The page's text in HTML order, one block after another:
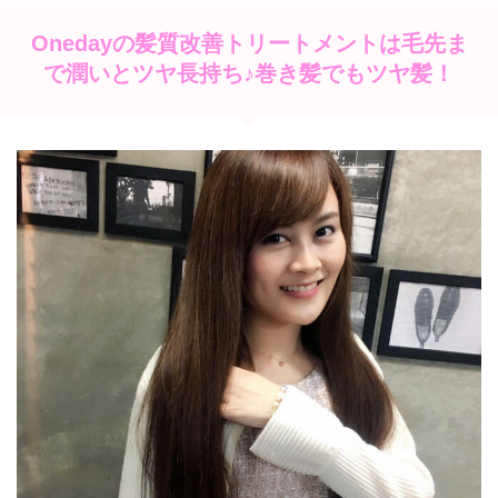
Onedayの髪質改善トリートメントは毛先ま
で潤いとツヤ長持ち♪巻き髪でもツヤ髪！